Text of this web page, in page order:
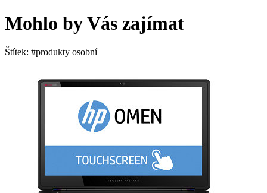
Mohlo by Vás zajímat
Štítek: #produkty osobní